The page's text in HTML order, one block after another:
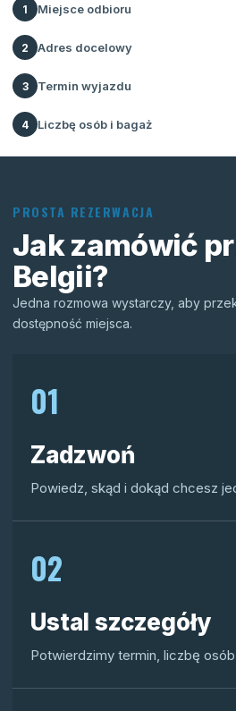
1 Miejsce odbioru
2 Adres docelowy
3 Termin wyjazdu
4 Liczbę osób i bagaż
PROSTA REZERWACJA
Jak zamówić
Belgii?
Jedna rozmowa wystarczy, aby
dostępność miejsca.
01
Zadzwoń
Powiedz, skąd i dokąd chcesz
02
Ustal szczegóły
Potwierdzimy termin, liczbę